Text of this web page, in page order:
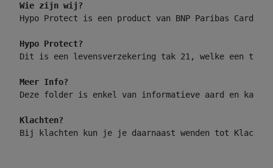
Wie zijn wij?
Hypo Protect is een product van BNP Paribas Cardif
Hypo Protect?
Dit is een levensverzekering tak 21, welke een
Meer Info?
Deze folder is enkel van informatieve aard en kan
Klachten?
Bij klachten kun je je daarnaast wenden tot